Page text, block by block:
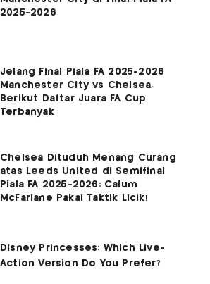
2025-2026
Jelang Final Piala FA 2025-2026
Manchester City vs Chelsea,
Berikut Daftar Juara FA Cup
Terbanyak
Chelsea Dituduh Menang Curang
atas Leeds United di Semifinal
Piala FA 2025-2026: Calum
McFarlane Pakai Taktik Licik!